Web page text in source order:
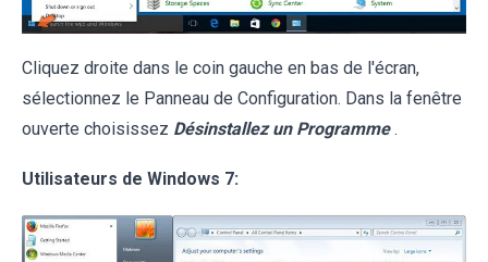
Cliquez droite dans le coin gauche en bas de l'écran,
sélectionnez le Panneau de Configuration. Dans la fenêtre
ouverte choisissez Désinstallez un Programme .
Utilisateurs de Windows 7: